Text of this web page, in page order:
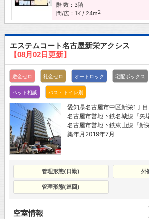
階 数：3階
間/広：1K / 24m2
エステムコート名古屋新栄アクシス
【08月02日更新】
敷金ゼロ 礼金ゼロ オートロック 宅配ボックス
ペット相談 バス・トイレ別
愛知県名古屋市中区新栄1丁
名古屋市営地下鉄名城線『矢
名古屋市営地下鉄東山線『新
築年月2019年7月
管理形態(日勤) 外
管理形態(巡回)
空室情報